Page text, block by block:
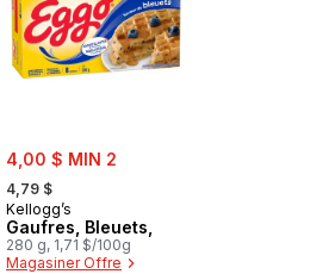
sale:
4,00 $ MIN 2
, formerly:
4,79 $
Kellogg’s
Gaufres, Bleuets,
280 g, 1,71 $/100g
Magasiner Offre